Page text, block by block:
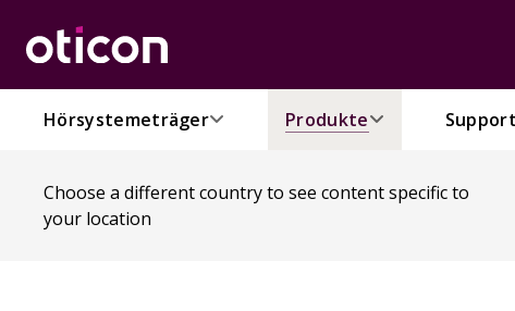
Hörsystemeträger Produkte Support
Choose a different country to see content specific to
your location